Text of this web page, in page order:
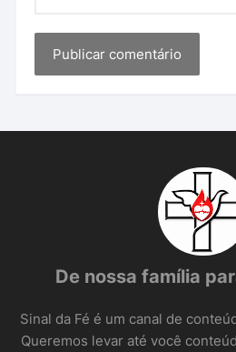
De nossa família
Sinal da Fé é um canal de
Queremos levar até você